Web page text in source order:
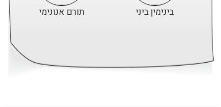
בינימין ביני תורם אנונימי